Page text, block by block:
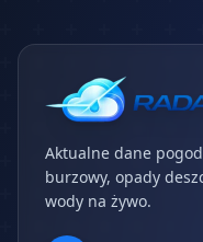
Aktualne dane
burzowy, opady
wody na żywo.